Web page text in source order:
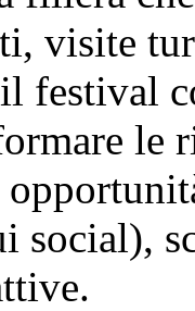
visite
festival
le
social),